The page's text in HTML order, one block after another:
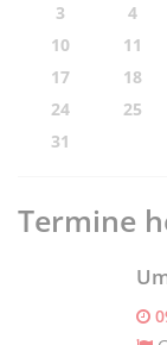
3
4
10
11
17
18
24
25
31
Termine